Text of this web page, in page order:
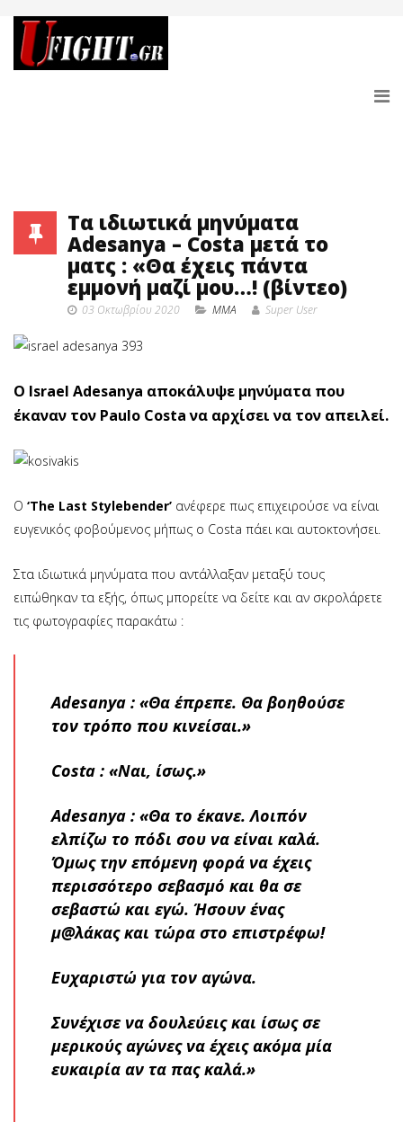
Τα ιδιωτικά μηνύματα
Adesanya – Costa μετά το
ματς : «Θα έχεις πάντα
εμμονή μαζί μου…! (βίντεο)
03 Οκτωβρίου 2020 MMA Super User
Ο Israel Adesanya αποκάλυψε μηνύματα που
έκαναν τον Paulo Costa να αρχίσει να τον απειλεί.
Ο ‘The Last Stylebender’ ανέφερε πως επιχειρούσε να είναι
ευγενικός φοβούμενος μήπως ο Costa πάει και αυτοκτονήσει.
Στα ιδιωτικά μηνύματα που αντάλλαξαν μεταξύ τους
ειπώθηκαν τα εξής, όπως μπορείτε να δείτε και αν σκρολάρετε
τις φωτογραφίες παρακάτω :
Adesanya : «Θα έπρεπε. Θα βοηθούσε
τον τρόπο που κινείσαι.»
Costa : «Ναι, ίσως.»
Adesanya : «Θα το έκανε. Λοιπόν
ελπίζω το πόδι σου να είναι καλά.
Όμως την επόμενη φορά να έχεις
περισσότερο σεβασμό και θα σε
σεβαστώ και εγώ. Ήσουν ένας
μ@λάκας και τώρα στο επιστρέφω!
Ευχαριστώ για τον αγώνα.
Συνέχισε να δουλεύεις και ίσως σε
μερικούς αγώνες να έχεις ακόμα μία
ευκαιρία αν τα πας καλά.»